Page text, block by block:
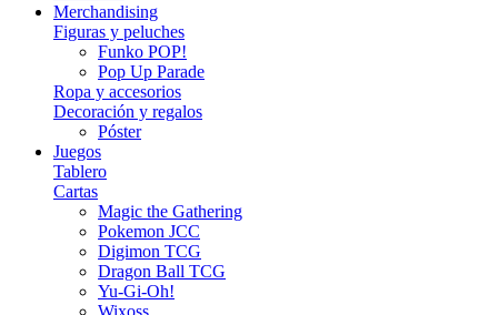
Merchandising
Figuras y peluches
Funko POP!
Pop Up Parade
Ropa y accesorios
Decoración y regalos
Póster
Juegos
Tablero
Cartas
Magic the Gathering
Pokemon JCC
Digimon TCG
Dragon Ball TCG
Yu-Gi-Oh!
Wixoss